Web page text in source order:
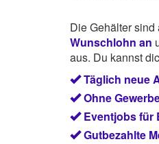
Die Gehälter
Wunschlohn an
aus. Du kannst
Täglich neue
Ohne
Eventjobs für
Gutbezahlte